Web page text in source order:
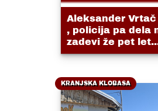
Aleksander Vrtač
, policija pa dela
zadevi že pet
KRANJSKA KLOBASA